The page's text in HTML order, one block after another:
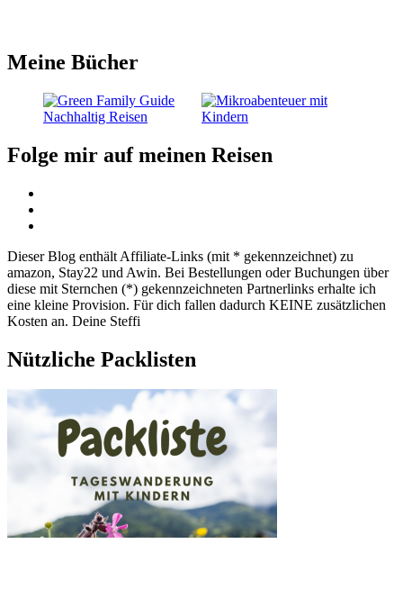
Meine Bücher
Folge mir auf meinen Reisen
Dieser Blog enthält Affiliate-Links (mit * gekennzeichnet) zu
amazon, Stay22 und Awin. Bei Bestellungen oder Buchungen über
diese mit Sternchen (*) gekennzeichneten Partnerlinks erhalte ich
eine kleine Provision. Für dich fallen dadurch KEINE zusätzlichen
Kosten an. Deine Steffi
Nützliche Packlisten